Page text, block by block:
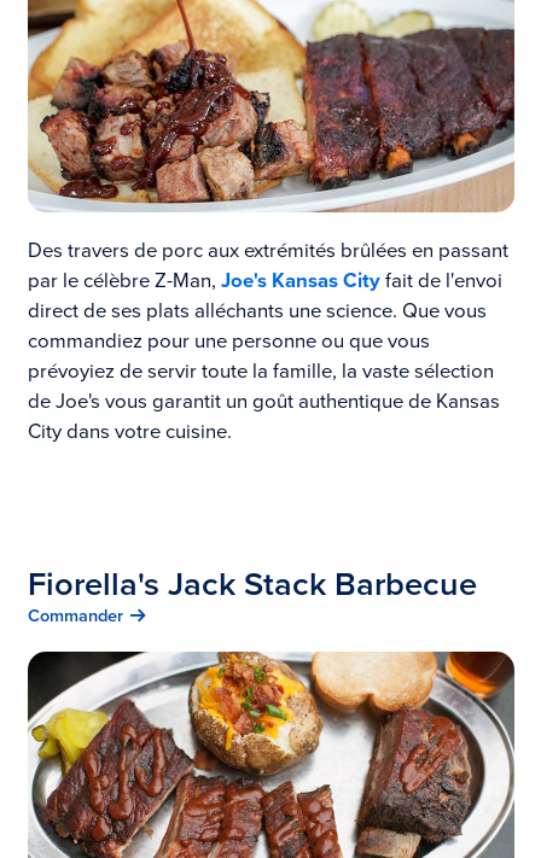
Des travers de porc aux extrémités brûlées en passant
par le célèbre Z-Man, Joe's Kansas Cityfait de l'envoi
direct de ses plats alléchants une science. Que vous
commandiez pour une personne ou que vous
prévoyiez de servir toute la famille, la vaste sélection
de Joe's vous garantit un goût authentique de Kansas
City dans votre cuisine.
Fiorella's Jack Stack Barbecue
Commander